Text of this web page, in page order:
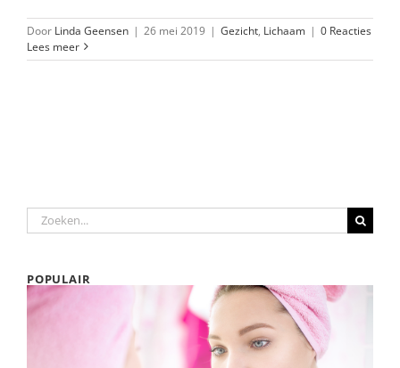
Door Linda Geensen | 26 mei 2019 | Gezicht, Lichaam | 0 Reacties
Lees meer
Zoeken
naar:
POPULAIR